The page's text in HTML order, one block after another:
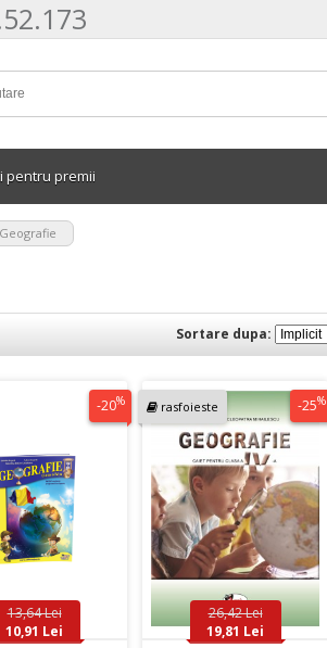
pentru premii
Geografie
Sortare dupa:
-20%
13,64 Lei
10,91 Lei
rasfoieste -25%
26,42 Lei
19,81 Lei